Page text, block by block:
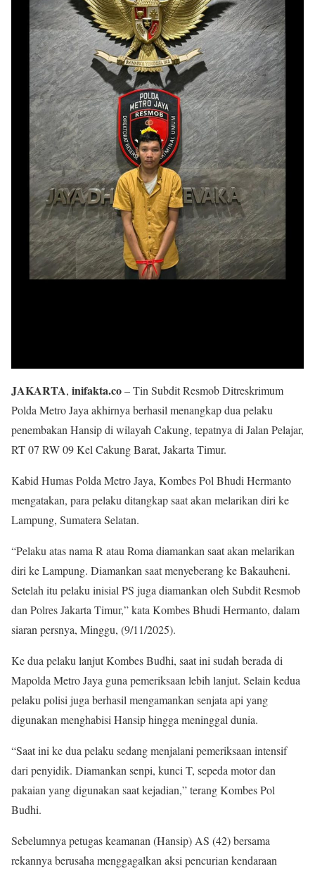
JAKARTA, inifakta.co– Tin Subdit Resmob Ditreskrimum
Polda Metro Jaya akhirnya berhasil menangkap dua pelaku
penembakan Hansip di wilayah Cakung, tepatnya di Jalan Pelajar,
RT 07 RW 09 Kel Cakung Barat, Jakarta Timur.
Kabid Humas Polda Metro Jaya, Kombes Pol Bhudi Hermanto
mengatakan, para pelaku ditangkap saat akan melarikan diri ke
Lampung, Sumatera Selatan.
“Pelaku atas nama R atau Roma diamankan saat akan melarikan
diri ke Lampung. Diamankan saat menyeberang ke Bakauheni.
Setelah itu pelaku inisial PS juga diamankan oleh Subdit Resmob
dan Polres Jakarta Timur,” kata Kombes Bhudi Hermanto, dalam
siaran persnya, Minggu, (9/11/2025).
Ke dua pelaku lanjut Kombes Budhi, saat ini sudah berada di
Mapolda Metro Jaya guna pemeriksaan lebih lanjut. Selain kedua
pelaku polisi juga berhasil mengamankan senjata api yang
digunakan menghabisi Hansip hingga meninggal dunia.
“Saat ini ke dua pelaku sedang menjalani pemeriksaan intensif
dari penyidik. Diamankan senpi, kunci T, sepeda motor dan
pakaian yang digunakan saat kejadian,” terang Kombes Pol
Budhi.
Sebelumnya petugas keamanan (Hansip) AS (42) bersama
rekannya berusaha menggagalkan aksi pencurian kendaraan